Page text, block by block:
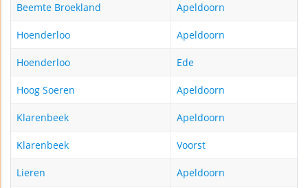
Beemte Broekland Apeldoorn
Hoenderloo Apeldoorn
Hoenderloo Ede
Hoog Soeren Apeldoorn
Klarenbeek Apeldoorn
Klarenbeek Voorst
Lieren Apeldoorn